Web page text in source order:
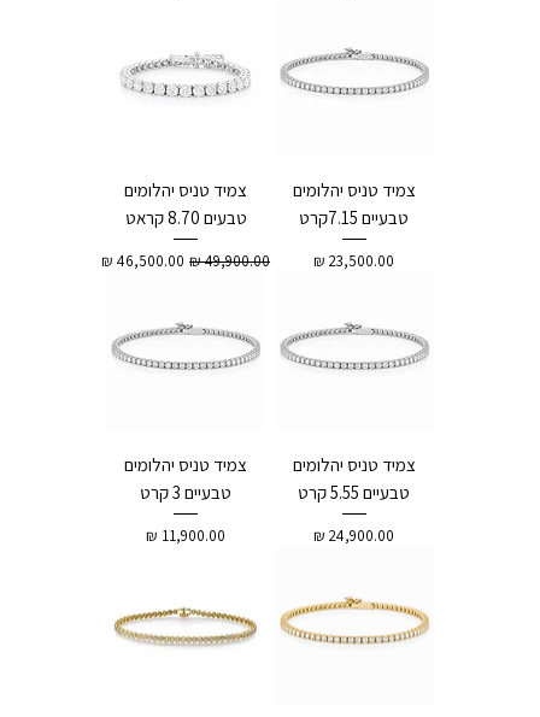
צמיד טניס יהלומים
טבעיים 7.15קרט
מחיר
צמיד טניס יהלומים
טבעים 8.70 קראט
מחיר רגיל מחיר מבצע
צמיד טניס יהלומים
טבעיים 5.55 קרט
מחיר
צמיד טניס יהלומים
טבעיים 3 קרט
מחיר